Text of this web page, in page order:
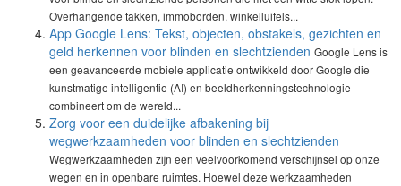
Overhangende takken, immoborden, winkelluifels...
App Google Lens: Tekst, objecten, obstakels, gezichten en
geld herkennen voor blinden en slechtzienden Google Lens is
een geavanceerde mobiele applicatie ontwikkeld door Google die
kunstmatige intelligentie (AI) en beeldherkenningstechnologie
combineert om de wereld...
Zorg voor een duidelijke afbakening bij
wegwerkzaamheden voor blinden en slechtzienden
Wegwerkzaamheden zijn een veelvoorkomend verschijnsel op onze
wegen en in openbare ruimtes. Hoewel deze werkzaamheden